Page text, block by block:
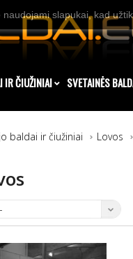
IR ČIUŽINIAI SVETAINĖS
baldai ir čiužiniai Lovos
slapukai, kad